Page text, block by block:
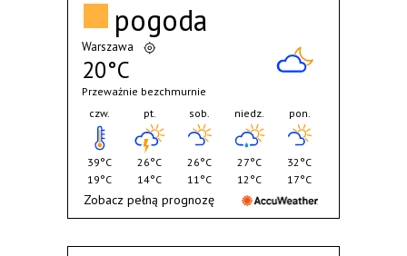
pogoda
Warszawa
20°C
Przeważnie bezchmurnie
czw.
39°C
19°C
pt.
26°C
14°C
sob.
26°C
11°C
niedz.
27°C
12°C
pon.
32°C
17°C
Zobacz pełną prognozę